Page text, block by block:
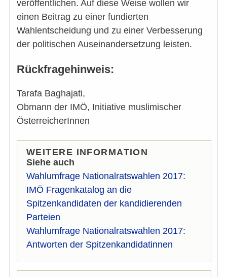
veröffentlichen. Auf diese Weise wollen wir
einen Beitrag zu einer fundierten
Wahlentscheidung und zu einer Verbesserung
der politischen Auseinandersetzung leisten.
Rückfragehinweis:
Tarafa Baghajati,
Obmann der IMÖ, Initiative muslimischer
ÖsterreicherInnen
WEITERE INFORMATION
Siehe auch
Wahlumfrage Nationalratswahlen 2017:
IMÖ Fragenkatalog an die
Spitzenkandidaten der kandidierenden
Parteien
Wahlumfrage Nationalratswahlen 2017:
Antworten der Spitzenkandidatinnen